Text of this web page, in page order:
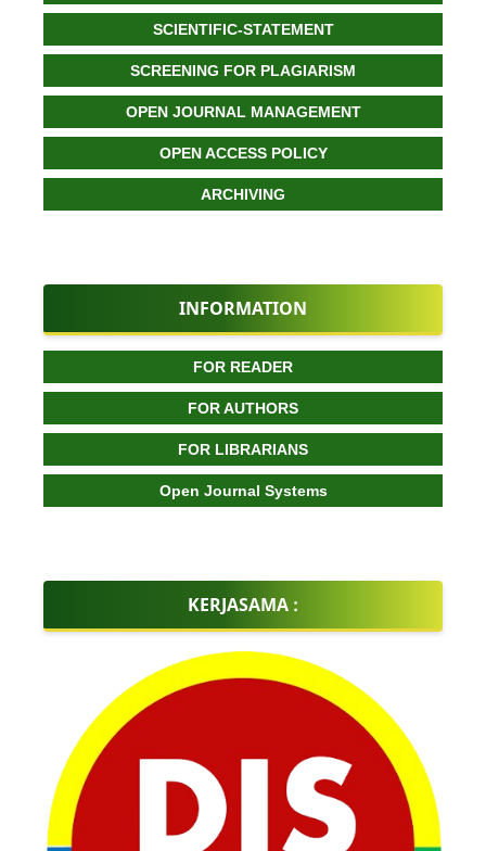
SCIENTIFIC-STATEMENT
SCREENING FOR PLAGIARISM
OPEN JOURNAL MANAGEMENT
OPEN ACCESS POLICY
ARCHIVING
INFORMATION
FOR READER
FOR AUTHORS
FOR LIBRARIANS
Open Journal Systems
KERJASAMA :